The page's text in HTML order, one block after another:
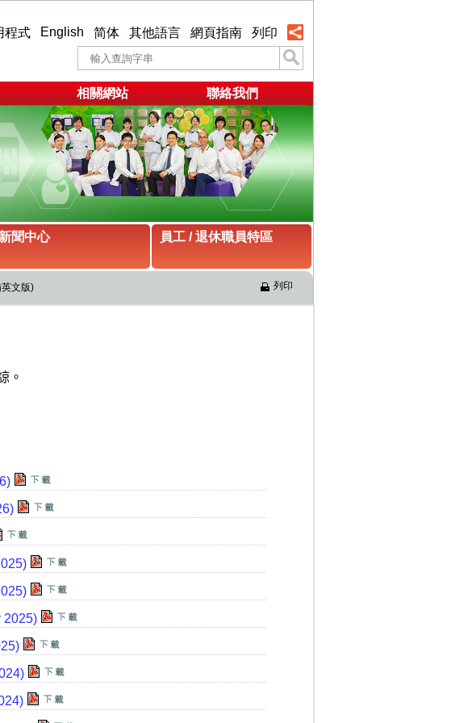
程式 English 简体 其他語言 網頁指南 列印
相關網站 聯絡我們
聞中心 員工 / 退休職員特區
文版) 列印